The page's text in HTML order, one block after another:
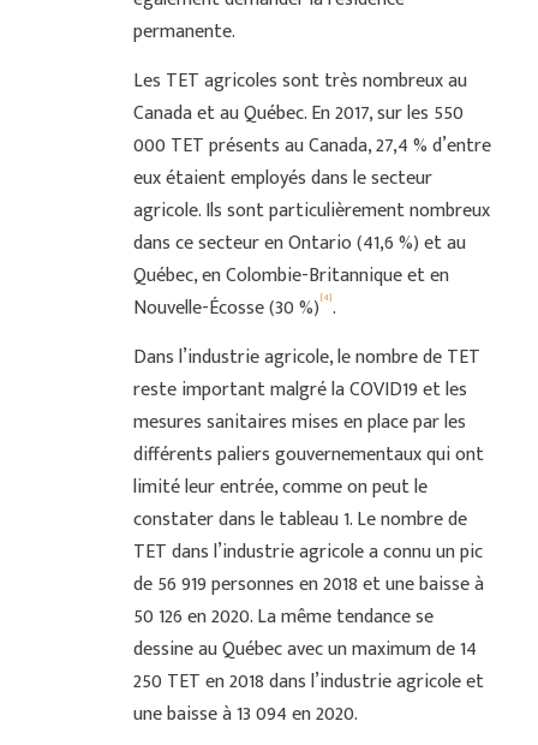
permanente.
Les TET agricoles sont très nombreux au
Canada et au Québec. En 2017, sur les 550
000 TET présents au Canada, 27,4 % d’entre
eux étaient employés dans le secteur
agricole. Ils sont particulièrement nombreux
dans ce secteur en Ontario (41,6 %) et au
Québec, en Colombie-Britannique et en
Nouvelle-Écosse (30 %)[4].
Dans l’industrie agricole, le nombre de TET
reste important malgré la COVID19 et les
mesures sanitaires mises en place par les
différents paliers gouvernementaux qui ont
limité leur entrée, comme on peut le
constater dans le tableau 1. Le nombre de
TET dans l’industrie agricole a connu un pic
de 56 919 personnes en 2018 et une baisse à
50 126 en 2020. La même tendance se
dessine au Québec avec un maximum de 14
250 TET en 2018 dans l’industrie agricole et
une baisse à 13 094 en 2020.